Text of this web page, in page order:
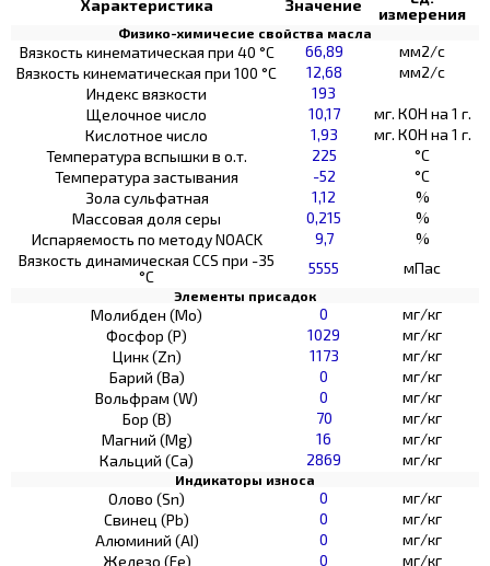
Характеристика Значение
измерения
Физико-химичесие свойства масла
Вязкость кинематическая при 40 °С 66,89
мм2/с
Вязкость кинематическая при 100 °С
12,68
мм2/с
Индекс вязкости
193
Щелочное число
10,17
мг. КОН на 1 г.
Кислотное число
1,93
мг. КОН на 1 г.
Температура вспышки в о.т.
225
°C
Температура застывания
-52
°C
Зола сульфатная
1,12
%
Массовая доля серы
0,215
%
Испаряемость по методу NOACK
9,7
%
Вязкость динамическая CCS при -35
°С
5555 мПас
Элементы присадок
Молибден (Мо) 0
мг/кг
Фосфор (Р)
1029
мг/кг
Цинк (Zn)
1173
мг/кг
Барий (Ва)
0
мг/кг
Вольфрам (W)
0
мг/кг
Бор (В)
70
мг/кг
Магний (Mg)
16
мг/кг
Кальций (Са)
2869 мг/кг
Индикаторы износа
Олово (Sn) 0
мг/кг
Свинец (Pb)
0
мг/кг
Алюминий (AI)
0
мг/кг
Железо (Fe)
0
мг/кг